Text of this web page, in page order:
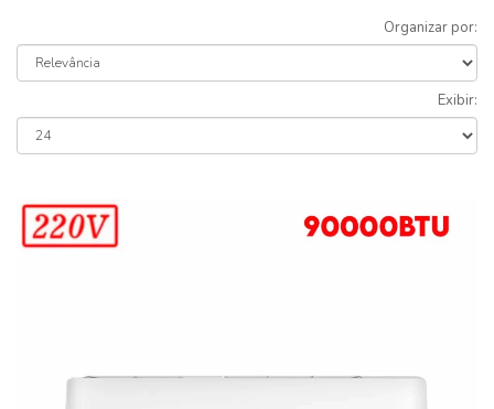
Organizar por:
Exibir: